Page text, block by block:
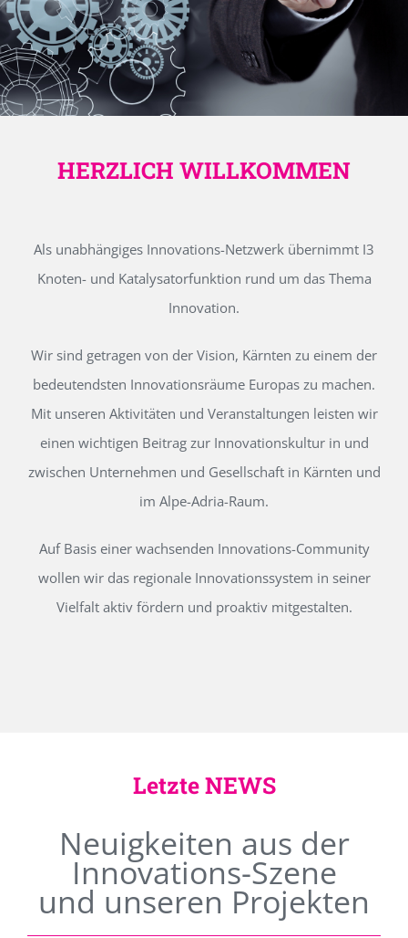
HERZLICH WILLKOMMEN
Als unabhängiges Innovations-Netzwerk übernimmt I3
Knoten- und Katalysatorfunktion rund um das Thema
Innovation.
Wir sind getragen von der Vision, Kärnten zu einem der
bedeutendsten Innovationsräume Europas zu machen.
Mit unseren Aktivitäten und Veranstaltungen leisten wir
einen wichtigen Beitrag zur Innovationskultur in und
zwischen Unternehmen und Gesellschaft in Kärnten und
im Alpe-Adria-Raum.
Auf Basis einer wachsenden Innovations-Community
wollen wir das regionale Innovationssystem in seiner
Vielfalt aktiv fördern und proaktiv mitgestalten.
Letzte NEWS
Neuigkeiten aus der
Innovations-Szene
und unseren Projekten